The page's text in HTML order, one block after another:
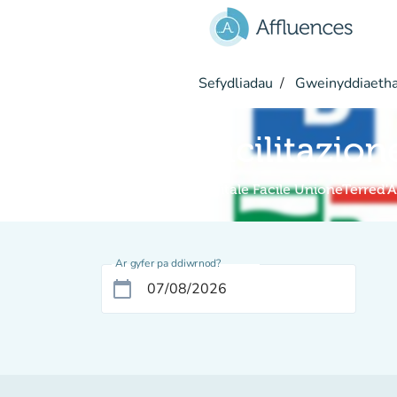
Sefydliadau
Digitale Facile
Ar gyfer pa ddiwrnod?
calendar_today